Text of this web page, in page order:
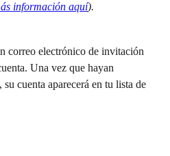
información aquí).
correo electrónico de invitación
Una vez que hayan
cuenta aparecerá en tu lista de